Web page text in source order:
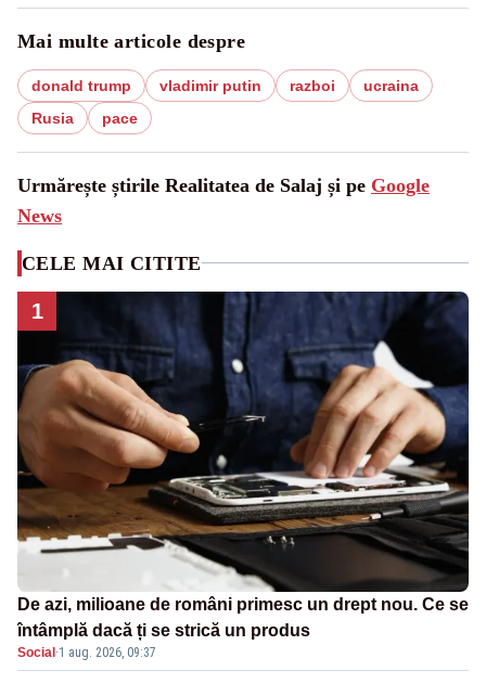
Mai multe articole despre
donald trump vladimir putin razboi
ucraina
Rusia
pace
Urmărește știrile Realitatea de Salaj și pe Google
News
CELE MAI CITITE
1
De azi, milioane de români primesc un drept nou. Ce se
întâmplă dacă ți se strică un produs
Social ·1 aug. 2026, 09:37